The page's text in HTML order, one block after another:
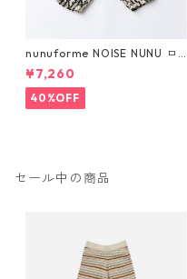
nunuforme NOISE NUNU ロ
ゴ ポインテッド パンツ 115-1
45
¥7,260
40%OFF
セール中の商品